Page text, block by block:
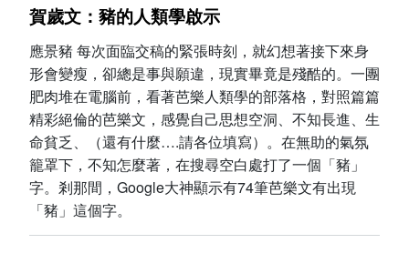
賀歲文：豬的人類學啟示
應景豬 每次面臨交稿的緊張時刻，就幻想著接下來身
形會變瘦，卻總是事與願違，現實畢竟是殘酷的。一團
肥肉堆在電腦前，看著芭樂人類學的部落格，對照篇篇
精彩絕倫的芭樂文，感覺自己思想空洞、不知長進、生
命貧乏、（還有什麼….請各位填寫）。在無助的氣氛
籠罩下，不知怎麼著，在搜尋空白處打了一個「豬」
字。剎那間，Google大神顯示有74筆芭樂文有出現
「豬」這個字。